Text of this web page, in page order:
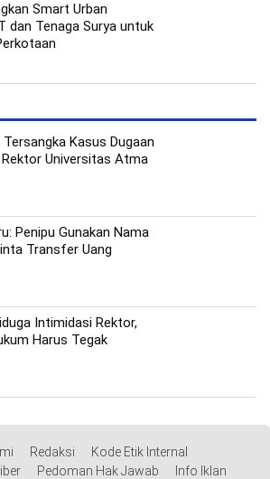
Smart Urban
dan Tenaga Surya untuk
Kasus Dugaan
Universitas Atma
Penipu Gunakan Nama
Transfer Uang
Intimidasi Rektor,
Harus Tegak
Redaksi
Kode Etik Internal
Pedoman Hak Jawab Info Iklan